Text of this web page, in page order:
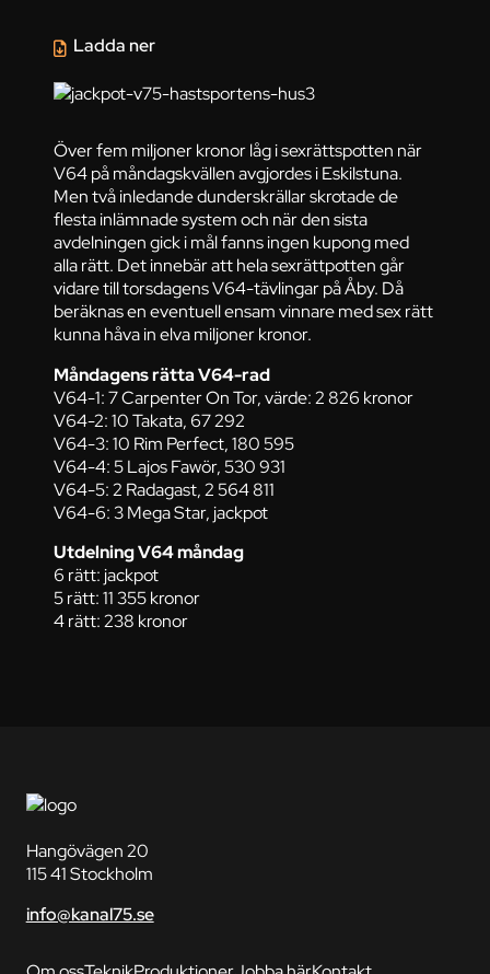
Över fem miljoner kronor låg i sexrättspotten när
V64 på måndagskvällen avgjordes i Eskilstuna.
Men två inledande dunderskrällar skrotade de
flesta inlämnade system och när den sista
avdelningen gick i mål fanns ingen kupong med
alla rätt. Det innebär att hela sexrättpotten går
vidare till torsdagens V64-tävlingar på Åby. Då
beräknas en eventuell ensam vinnare med sex rätt
kunna håva in elva miljoner kronor.
Måndagens rätta V64-rad
V64-1: 7 Carpenter On Tor, värde: 2 826 kronor
V64-2: 10 Takata, 67 292
V64-3: 10 Rim Perfect, 180 595
V64-4: 5 Lajos Fawör, 530 931
V64-5: 2 Radagast, 2 564 811
V64-6: 3 Mega Star, jackpot
Utdelning V64 måndag
6 rätt: jackpot
5 rätt: 11 355 kronor
4 rätt: 238 kronor
Ladda ner
Hangövägen 20
115 41 Stockholm
info@kanal75.se